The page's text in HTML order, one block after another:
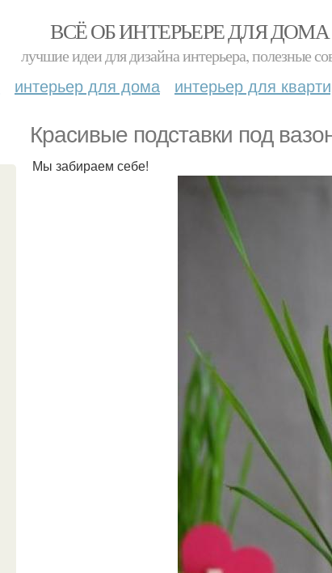
ВСЁ ОБ ИНТЕРЬЕРЕ ДЛЯ
лучшие идеи для дизайна интерьера, полезные
интерьер для дома интерьер для
Красивые подставки под
Мы забираем себе!